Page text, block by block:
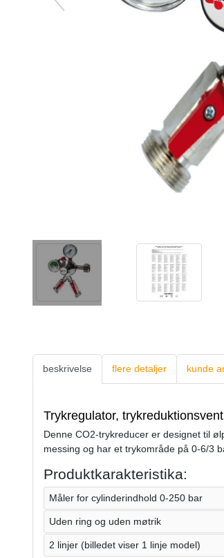
beskrivelse flere detaljer kunde
Trykregulator,
Denne CO2-trykreducer er designet til
messing og har et trykområde på 0-6/3
Produktkarakteristika:
Måler for cylinderindhold 0-250 bar
Uden ring og uden møtrik
2 linjer (billedet viser 1 linje model)